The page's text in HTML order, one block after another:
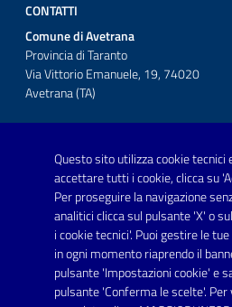
Questo sito utilizza cookie tecnici
accettare tutti i cookie, clicca su
Per proseguire la navigazione
analitici clicca sul pulsante 'X' o
i cookie tecnici'. Puoi gestire le
in ogni momento riaprendo il
pulsante 'Impostazioni cookie' e
pulsante 'Conferma le scelte'.
CONTATTI
Comune di Avetrana
Provincia di Taranto
Via Vittorio Emanuele, 19, 74020
Avetrana (TA)
Telefono: 0999707766
Fax: 0999704336
Posta Elettronica Certificata:
Link utili